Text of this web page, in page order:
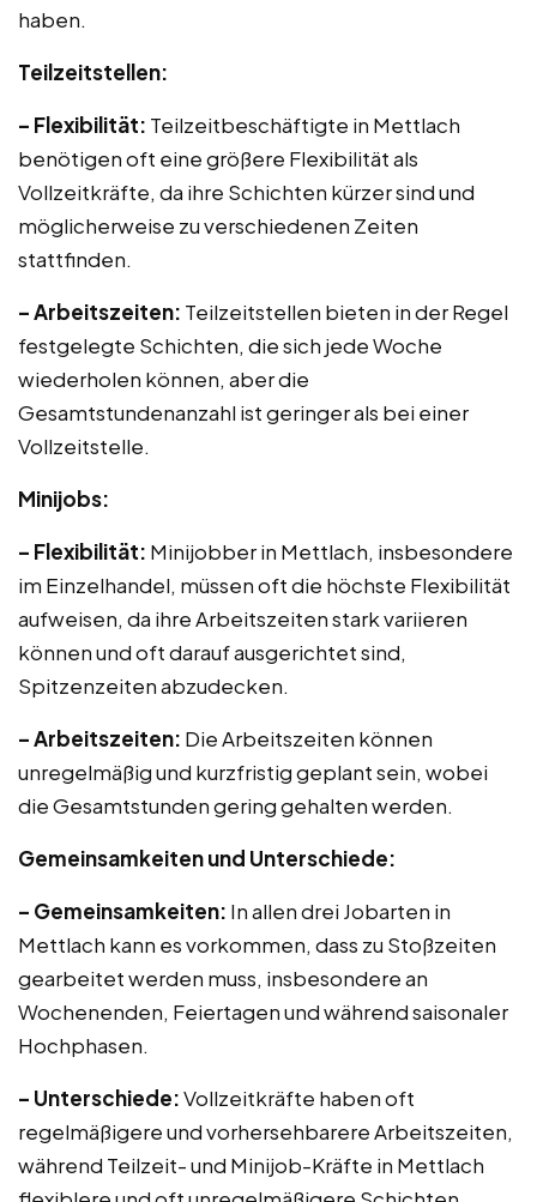
haben.
Teilzeitstellen:
– Flexibilität: Teilzeitbeschäftigte in Mettlach
benötigen oft eine größere Flexibilität als
Vollzeitkräfte, da ihre Schichten kürzer sind und
möglicherweise zu verschiedenen Zeiten
stattfinden.
– Arbeitszeiten: Teilzeitstellen bieten in der Regel
festgelegte Schichten, die sich jede Woche
wiederholen können, aber die
Gesamtstundenanzahl ist geringer als bei einer
Vollzeitstelle.
Minijobs:
– Flexibilität: Minijobber in Mettlach, insbesondere
im Einzelhandel, müssen oft die höchste Flexibilität
aufweisen, da ihre Arbeitszeiten stark variieren
können und oft darauf ausgerichtet sind,
Spitzenzeiten abzudecken.
– Arbeitszeiten: Die Arbeitszeiten können
unregelmäßig und kurzfristig geplant sein, wobei
die Gesamtstunden gering gehalten werden.
Gemeinsamkeiten und Unterschiede:
– Gemeinsamkeiten: In allen drei Jobarten in
Mettlach kann es vorkommen, dass zu Stoßzeiten
gearbeitet werden muss, insbesondere an
Wochenenden, Feiertagen und während saisonaler
Hochphasen.
– Unterschiede:Vollzeitkräfte haben oft
regelmäßigere und vorhersehbarere Arbeitszeiten,
während Teilzeit- und Minijob-Kräfte in Mettlach